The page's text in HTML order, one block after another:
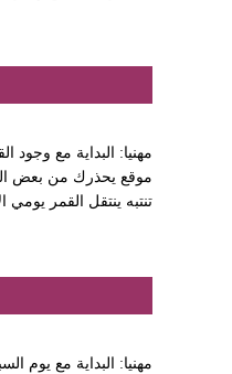
مهنيا: البداية مع
موقع يحذرك من بعض
تنتبه ينتقل القمر يومي
مهنيا: البداية مع يوم